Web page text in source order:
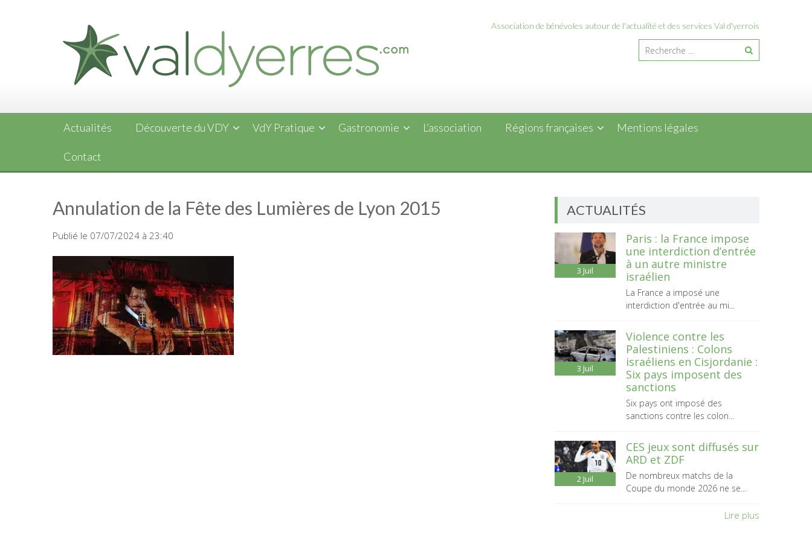
Association de bénévoles autour de l'actualité et des services Val d'yerrois
Actualités Découverte du VDY VdY Pratique Gastronomie L’association Régions françaises Mentions légales
Contact
Annulation de la Fête des Lumières de Lyon 2015
Publié le 07/07/2024 à 23:40
ACTUALITÉS
3 Juil
Paris : la France impose
une interdiction d’entrée
à un autre ministre
israélien
La France a imposé une
interdiction d'entrée au mi...
3 Juil
Violence contre les
Palestiniens : Colons
israéliens en Cisjordanie :
Six pays imposent des
sanctions
Six pays ont imposé des
sanctions contre les colon...
2 Juil
CES jeux sont diffusés sur
ARD et ZDF
De nombreux matchs de la
Coupe du monde 2026 ne se...
Lire plus